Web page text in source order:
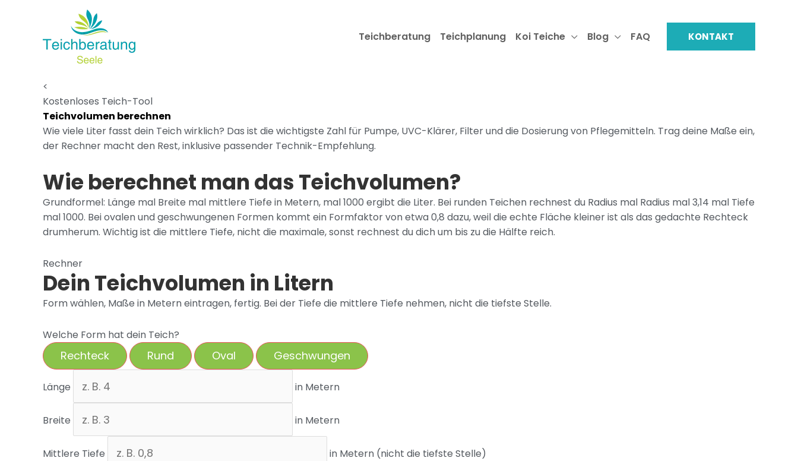
Teichberatung Teichplanung Koi Teiche Blog FAQ KONTAKT
<
Kostenloses Teich-Tool
Teichvolumen berechnen
Wie viele Liter fasst dein Teich wirklich? Das ist die wichtigste Zahl für Pumpe, UVC-Klärer, Filter und die Dosierung von Pflegemitteln. Trag deine Maße ein,
der Rechner macht den Rest, inklusive passender Technik-Empfehlung.
Wie berechnet man das Teichvolumen?
Grundformel: Länge mal Breite mal mittlere Tiefe in Metern, mal 1000 ergibt die Liter. Bei runden Teichen rechnest du Radius mal Radius mal 3,14 mal Tiefe
mal 1000. Bei ovalen und geschwungenen Formen kommt ein Formfaktor von etwa 0,8 dazu, weil die echte Fläche kleiner ist als das gedachte Rechteck
drumherum. Wichtig ist die mittlere Tiefe, nicht die maximale, sonst rechnest du dich um bis zu die Hälfte reich.
Rechner
Dein Teichvolumen in Litern
Form wählen, Maße in Metern eintragen, fertig. Bei der Tiefe die mittlere Tiefe nehmen, nicht die tiefste Stelle.
Welche Form hat dein Teich?
Rechteck Rund Oval Geschwungen
Länge in Metern
Breite in Metern
Mittlere Tiefe in Metern (nicht die tiefste Stelle)